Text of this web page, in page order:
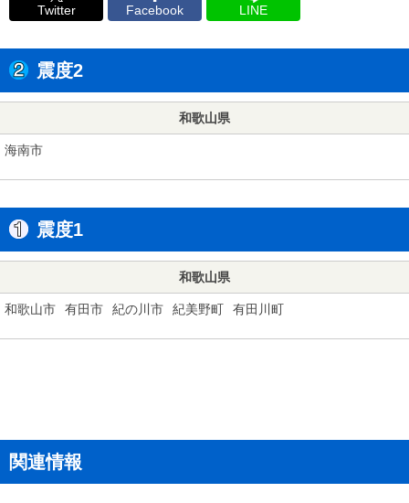
Twitter Facebook LINE
震度2
和歌山県
海南市
震度1
和歌山県
和歌山市 有田市 紀の川市 紀美野町 有田川町
関連情報